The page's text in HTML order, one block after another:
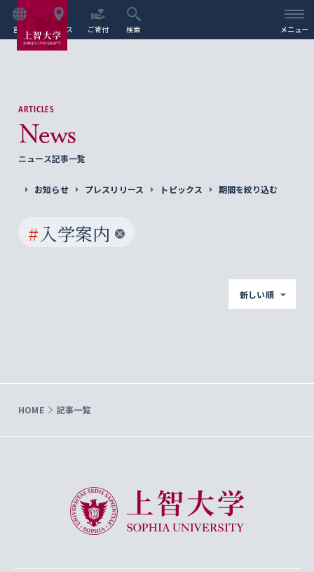
言語 アクセス ご寄付 検索 メニュー
ARTICLES
News
ニュース記事一覧
お知らせ プレスリリース トピックス 期間を絞り込む
#入学案内
新しい順
HOME 記事一覧
上智大学 Sophia University